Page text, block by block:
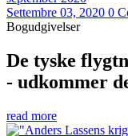
Settembre 03, 2020 0
Bogudgivelser
De tyske
- udkommer
read more